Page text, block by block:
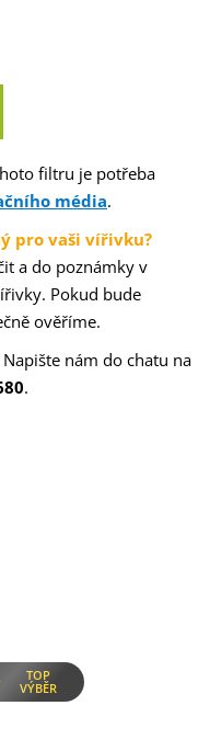
filtru je potřeba
média.
pro vaši vířivku?
a do poznámky v
Pokud bude
ověříme.
nám do chatu na
.
TOP
VÝBĚR